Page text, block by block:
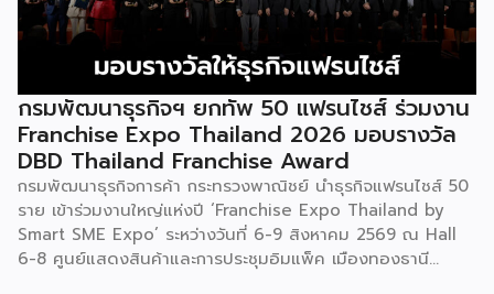
กรมพัฒนาธุรกิจฯ ยกทัพ 50 แฟรนไชส์ ร่วมงาน
Franchise Expo Thailand 2026 มอบรางวัล
DBD Thailand Franchise Award
กรมพัฒนาธุรกิจการค้า กระทรวงพาณิชย์ นำธุรกิจแฟรนไชส์ 50
ราย เข้าร่วมงานใหญ่แห่งปี ‘Franchise Expo Thailand by
Smart SME Expo’ ระหว่างวันที่ 6-9 สิงหาคม 2569 ณ Hall
6-8 ศูนย์แสดงสินค้าและการประชุมอิมแพ็ค เมืองทองธานี